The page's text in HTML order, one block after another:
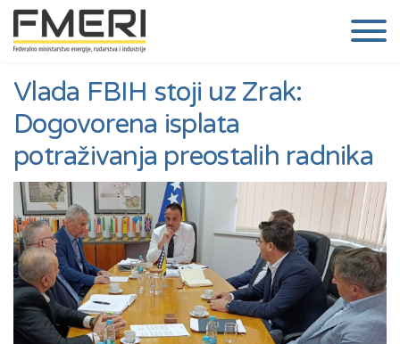
Vlada FBIH stoji uz Zrak:
Dogovorena isplata
potraživanja preostalih radnika